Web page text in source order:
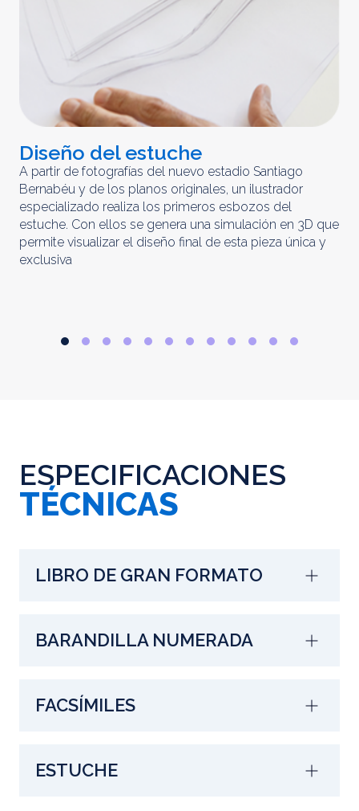
Diseño del estuche
A partir de fotografías del nuevo estadio Santiago
Bernabéu y de los planos originales, un ilustrador
especializado realiza los primeros esbozos del
estuche. Con ellos se genera una simulación en 3D que
permite visualizar el diseño final de esta pieza única y
exclusiva
ESPECIFICACIONES
TÉCNICAS
LIBRO DE GRAN FORMATO
BARANDILLA NUMERADA
FACSÍMILES
ESTUCHE